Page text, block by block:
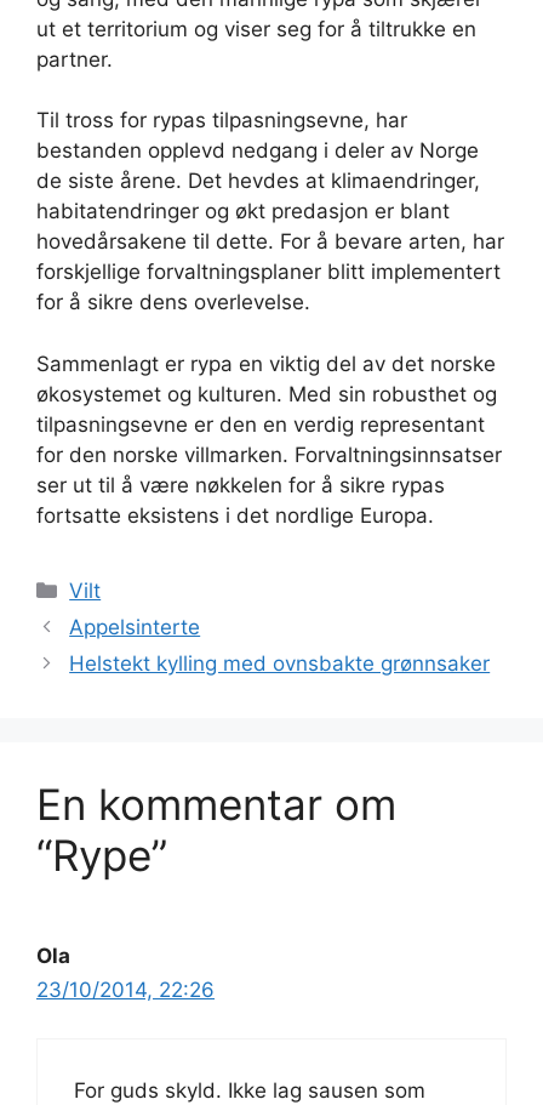
ut et territorium og viser seg for å tiltrukke en
partner.
Til tross for rypas tilpasningsevne, har
bestanden opplevd nedgang i deler av Norge
de siste årene. Det hevdes at klimaendringer,
habitatendringer og økt predasjon er blant
hovedårsakene til dette. For å bevare arten, har
forskjellige forvaltningsplaner blitt implementert
for å sikre dens overlevelse.
Sammenlagt er rypa en viktig del av det norske
økosystemet og kulturen. Med sin robusthet og
tilpasningsevne er den en verdig representant
for den norske villmarken. Forvaltningsinnsatser
ser ut til å være nøkkelen for å sikre rypas
fortsatte eksistens i det nordlige Europa.
Kategorier
Vilt
Appelsinterte
Helstekt kylling med ovnsbakte grønnsaker
En kommentar om
“Rype”
Ola
23/10/2014, 22:26
For guds skyld. Ikke lag sausen som